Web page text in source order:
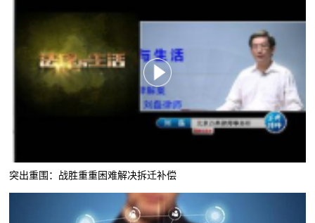
突出重围：战胜重重困难解决拆迁补偿